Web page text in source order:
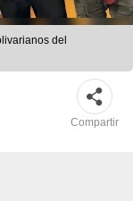
del
Compartir